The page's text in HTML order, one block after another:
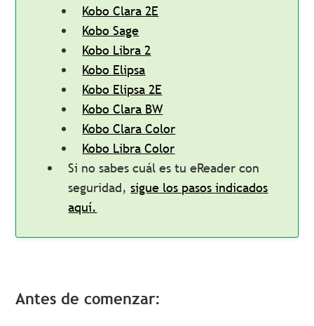
Kobo Clara 2E
Kobo Sage
Kobo Libra 2
Kobo Elipsa
Kobo Elipsa 2E
Kobo Clara BW
Kobo Clara Color
Kobo Libra Color
Si no sabes cuál es tu eReader con
seguridad,sigue los pasos indicados
aquí.
Antes de comenzar: